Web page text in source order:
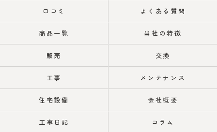
口コミ よくある質問
商品一覧 当社の特徴
販売 交換
工事 メンテナンス
住宅設備 会社概要
工事日記 コラム